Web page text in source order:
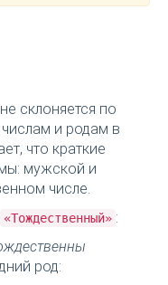
склоняется по
и родам в
что краткие
мужской и
числе.
«Тождественный» :
род: